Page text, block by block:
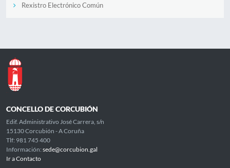
Rexistro Electrónico Común
CONCELLO DE CORCUBIÓN
Edif. Administrativo José Carrera, s/n
15130 Corcubión - A Coruña
Tlf: 981 745 400
Información: sede@corcubion.gal
Ir a Contacto